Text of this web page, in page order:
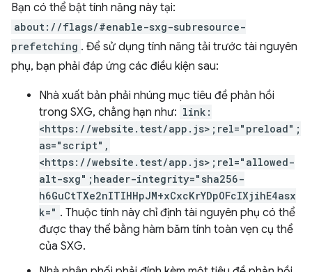
Bạn có thể bật tính năng này tại:
about://flags/#enable-sxg-subresource-
prefetching . Để sử dụng tính năng tải trước tài nguyên
phụ, bạn phải đáp ứng các điều kiện sau:
Nhà xuất bản phải nhúng mục tiêu đề phản hồi
trong SXG, chẳng hạn như: link:
<https://website.test/app.js>;rel="preload";
as="script",
<https://website.test/app.js>;rel="allowed-
alt-sxg";header-integrity="sha256-
h6GuCtTXe2nITIHHpJM+xCxcKrYDpOFcIXjihE4asx
k=" . Thuộc tính này chỉ định tài nguyên phụ có thể
được thay thế bằng hàm băm tính toàn vẹn cụ thể
của SXG.